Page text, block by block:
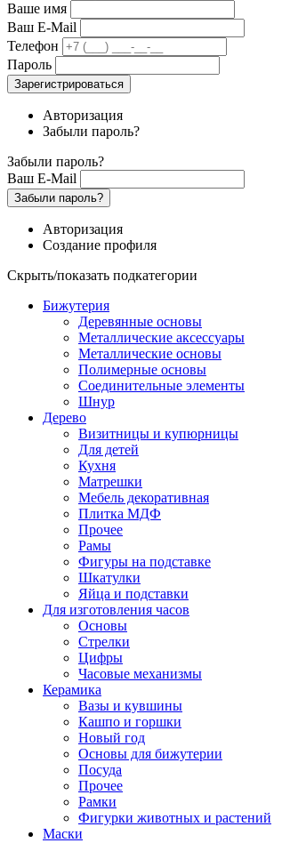
Ваше имя
Ваш E-Mail
Телефон
Пароль
Зарегистрироваться
Авторизация
Забыли пароль?
Забыли пароль?
Ваш E-Mail
Забыли пароль?
Авторизация
Создание профиля
Скрыть/показать подкатегории
Бижутерия
Деревянные основы
Металлические аксессуары
Металлические основы
Полимерные основы
Соединительные элементы
Шнур
Дерево
Визитницы и купюрницы
Для детей
Кухня
Матрешки
Мебель декоративная
Плитка МДФ
Прочее
Рамы
Фигуры на подставке
Шкатулки
Яйца и подставки
Для изготовления часов
Основы
Стрелки
Цифры
Часовые механизмы
Керамика
Вазы и кувшины
Кашпо и горшки
Новый год
Основы для бижутерии
Посуда
Прочее
Рамки
Фигурки животных и растений
Маски